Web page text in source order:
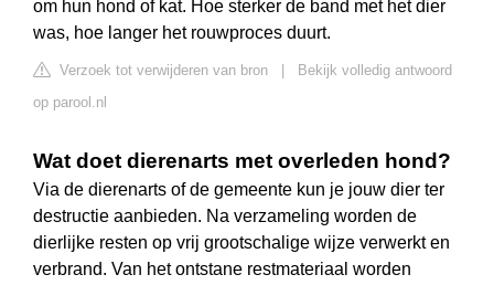
om hun hond of kat. Hoe sterker de band met het dier
was, hoe langer het rouwproces duurt.
Verzoek tot verwijderen van bron
Bekijk volledig antwoord
op parool.nl
Wat doet dierenarts met overleden hond?
Via de dierenarts of de gemeente kun je jouw dier ter
destructie aanbieden. Na verzameling worden de
dierlijke resten op vrij grootschalige wijze verwerkt en
verbrand. Van het ontstane restmateriaal worden